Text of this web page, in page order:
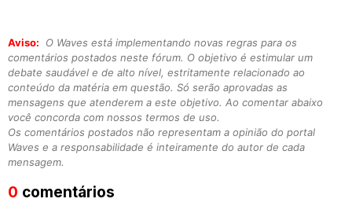
Aviso:
O Waves está implementando novas regras para os
comentários postados neste fórum. O objetivo é estimular um
debate saudável e de alto nível, estritamente relacionado ao
conteúdo da matéria em questão. Só serão aprovadas as
mensagens que atenderem a este objetivo. Ao comentar abaixo
você concorda com nossos termos de uso.
Os comentários postados não representam a opinião do portal
Waves e a responsabilidade é inteiramente do autor de cada
mensagem.
0 comentários